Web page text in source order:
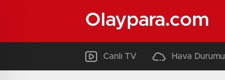
Olaypara.com
Canlı TV Hava Durumu